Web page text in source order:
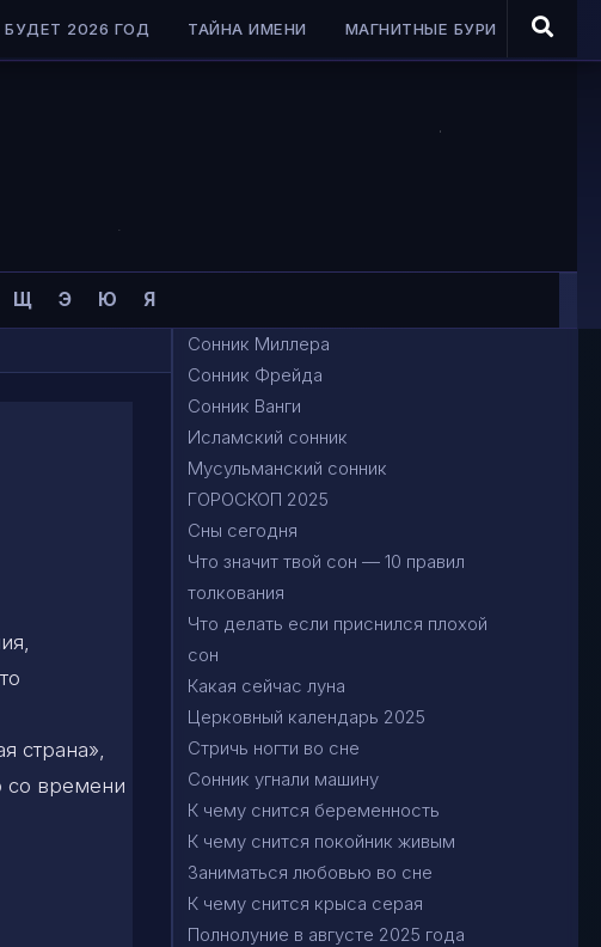
2026 ГОД ТАЙНА ИМЕНИ МАГНИТНЫЕ БУРИ
Щ Э Ю Я
страна»,
со времени
Сонник Миллера
Сонник Фрейда
Сонник Ванги
Исламский сонник
Мусульманский сонник
ГОРОСКОП 2025
Сны сегодня
Что значит твой сон — 10 правил
толкования
Что делать если приснился плохой
сон
Какая сейчас луна
Церковный календарь 2025
Стричь ногти во сне
Сонник угнали машину
К чему снится беременность
К чему снится покойник живым
Заниматься любовью во сне
К чему снится крыса серая
Полнолуние в августе 2025 года